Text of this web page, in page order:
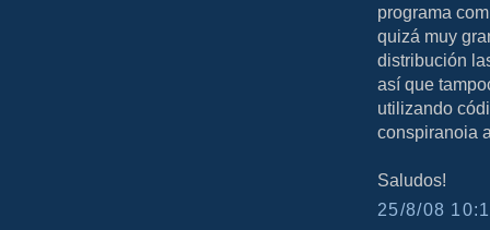
programa
quizá muy
distribución
así que
utilizando
conspiranoia
Saludos!
25/8/08